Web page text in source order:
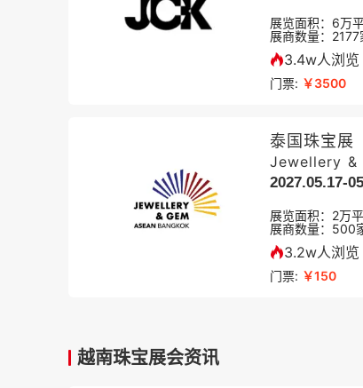
展览面积： 6万
展商数量： 2177
3.4w人浏览
门票: ￥3500
泰国珠宝展
Jewellery &
2027.05.17-
展览面积： 2万
展商数量： 500
3.2w人浏览
门票: ￥150
越南珠宝展会资讯